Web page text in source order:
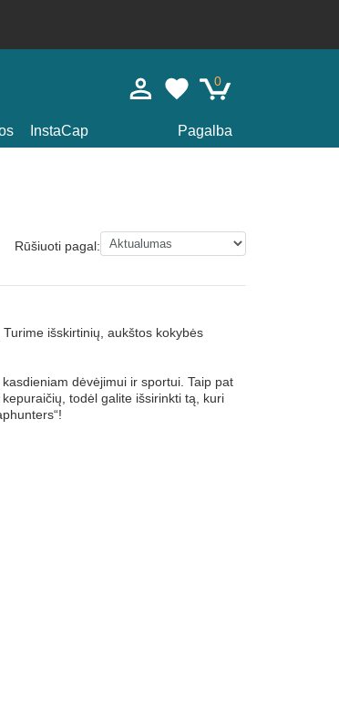
0
InstaCap Pagalba
Rūšiuoti pagal:
išskirtinių, aukštos kokybės
dėvėjimui ir sportui. Taip pat
todėl galite išsirinkti tą, kuri